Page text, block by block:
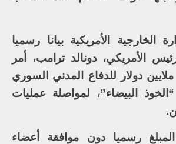
الأمريكية بيانا رسميا
الأمريكي، دونالد ترامب، أمر
دولار للدفاع المدني السوري
البيضاء”، لمواصلة عمليات
رسميا دون موافقة أعضاء